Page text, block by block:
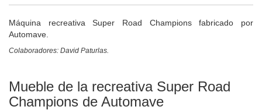
Máquina recreativa Super Road Champions fabricado por
Automave.
Colaboradores: David Paturlas.
Mueble de la recreativa Super Road
Champions de Automave